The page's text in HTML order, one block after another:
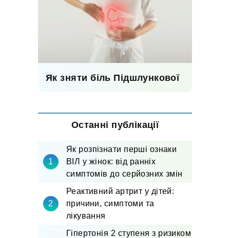
Як зняти біль Підшлункової
Останні публікації
Як розпізнати перші ознаки
ВІЛ у жінок: від ранніх
симптомів до серйозних змін
Реактивний артрит у дітей:
причини, симптоми та
лікування
Гіпертонія 2 ступеня з ризиком